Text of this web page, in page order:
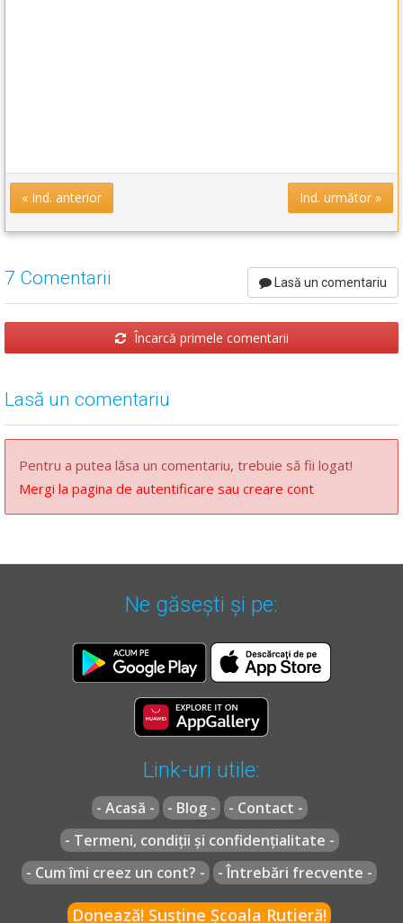
« Ind. anterior Ind. următor »
7 Comentarii Lasă un comentariu
Încarcă primele comentarii
Lasă un comentariu
Pentru a putea lăsa un comentariu, trebuie să fii logat!
Mergi la pagina de autentificare sau creare cont
Ne găsești și pe:
Link-uri utile:
- Acasă - - Blog -
- Contact -
- Termeni, condiții și confidențialitate -
- Cum îmi creez un cont? -
- Întrebări frecvente -
Donează! Susține Școala Rutieră!